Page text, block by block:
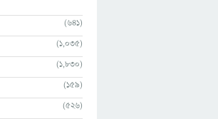
(641)
(1,035)
(1,830)
(159)
(526)